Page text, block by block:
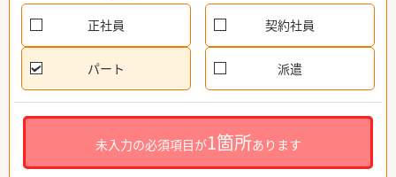
正社員 契約社員
パート 派遣
未入力の必須項目が1箇所あります